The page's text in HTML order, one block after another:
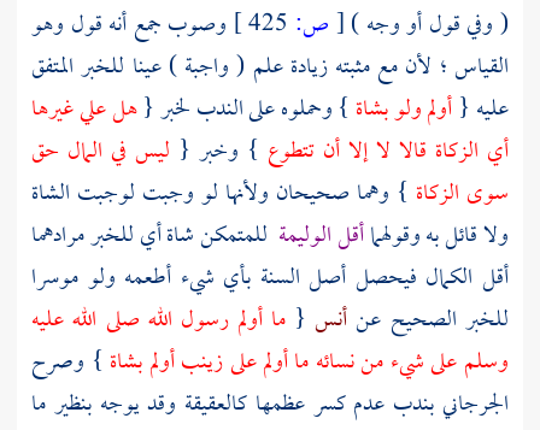
( وفي قول أو وجه )[ص:
وصوب جمع أنه قول وهو
القياس ؛ لأن مع مثبته زيادة علم ( واجبة ) عينا للخبر المتفق
عليه {أولم ولو بشاة } وحملوه على الندب لخبر {هل علي غيرها
أي الزكاة قالا لا إلا أن تتطوع } وخبر { ليس في المال حق
سوى الزكاة } وهما صحيحان ولأنها لو وجبت لوجبت الشاة
ولا قائل به وقولهماأقل الوليمة للمتمكن شاة أي للخبر مرادهما
أقل الكمال فيحصل أصل السنة بأي شيء أطعمه ولو موسرا
للخبر الصحيح عنأنس { ما أولم رسول الله صلى الله عليه
وسلم على شيء من نسائه ما أولم علىزينبأولم بشاة } وصرح
الجرجانيبندب عدم كسر عظمها كالعقيقة وقد يوجه بنظير ما